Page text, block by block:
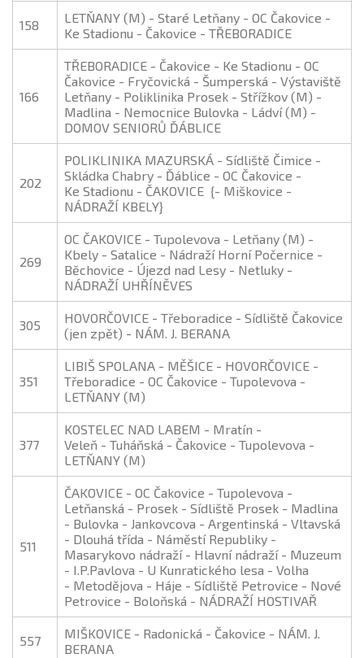
158
LETŇANY (M) - Staré Letňany - OC Čakovice -
Ke Stadionu - Čakovice - TŘEBORADICE
166
TŘEBORADICE - Čakovice - Ke Stadionu - OC
Čakovice - Fryčovická - Šumperská - Výstaviště
Letňany - Poliklinika Prosek - Střížkov (M) -
Madlina - Nemocnice Bulovka - Ládví (M) -
DOMOV SENIORŮ ĎÁBLICE
202
POLIKLINIKA MAZURSKÁ - Sídliště Čimice -
Skládka Chabry - Ďáblice - OC Čakovice -
Ke Stadionu - ČAKOVICE {- Miškovice -
NÁDRAŽÍ KBELY}
269
OC ČAKOVICE - Tupolevova - Letňany (M) -
Kbely - Satalice - Nádraží Horní Počernice -
Běchovice - Újezd nad Lesy - Netluky -
NÁDRAŽÍ UHŘÍNĚVES
305
HOVORČOVICE - Třeboradice - Sídliště Čakovice
(jen zpět) - NÁM. J. BERANA
351
LIBIŠ SPOLANA - MĚŠICE - HOVORČOVICE -
Třeboradice - OC Čakovice - Tupolevova -
LETŇANY (M)
377
KOSTELEC NAD LABEM - Mratín -
Veleň - Tuháňská - Čakovice - Tupolevova -
LETŇANY (M)
511
ČAKOVICE - OC Čakovice - Tupolevova -
Letňanská - Prosek - Sídliště Prosek - Madlina
- Bulovka - Jankovcova - Argentinská - Vltavská
- Dlouhá třída - Náměstí Republiky -
Masarykovo nádraží - Hlavní nádraží - Muzeum
- I.P.Pavlova - U Kunratického lesa - Volha
- Metodějova - Háje - Sídliště Petrovice - Nové
Petrovice - Boloňská - NÁDRAŽÍ HOSTIVAŘ
557
MIŠKOVICE - Radonická - Čakovice - NÁM. J.
BERANA